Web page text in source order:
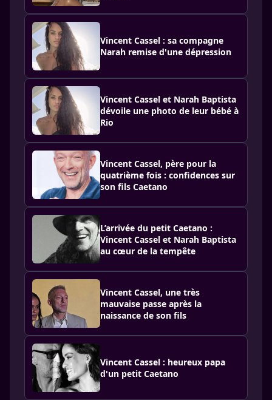
Vincent Cassel : sa compagne
Narah remise d'une dépression
Vincent Cassel et Narah Baptista
dévoile une photo de leur bébé à
Rio
Vincent Cassel, père pour la
quatrième fois : confidences sur
son fils Caetano
L’arrivée du petit Caetano :
Vincent Cassel et Narah Baptista
au cœur de la tempête
Vincent Cassel, une très
mauvaise passe après la
naissance de son fils
Vincent Cassel : heureux papa
d'un petit Caetano